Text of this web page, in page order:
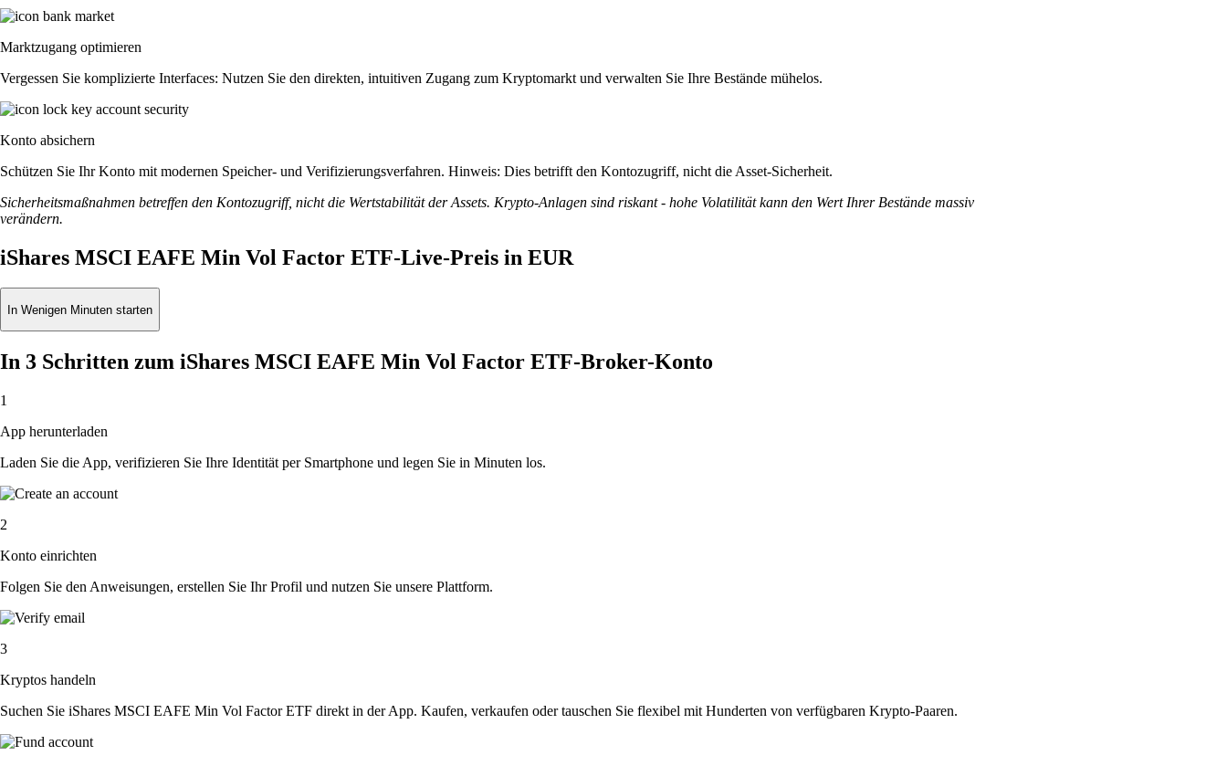
Marktzugang optimieren
Vergessen Sie komplizierte Interfaces: Nutzen Sie den direkten, intuitiven Zugang zum Kryptomarkt und verwalten Sie Ihre Bestände mühelos.
Konto absichern
Schützen Sie Ihr Konto mit modernen Speicher- und Verifizierungsverfahren. Hinweis: Dies betrifft den Kontozugriff, nicht die Asset-Sicherheit.
Sicherheitsmaßnahmen betreffen den Kontozugriff, nicht die Wertstabilität der Assets. Krypto-Anlagen sind riskant - hohe Volatilität kann den Wert Ihrer Bestände massiv
verändern.
iShares MSCI EAFE Min Vol Factor ETF-Live-Preis in EUR
In Wenigen Minuten starten
In 3 Schritten zum iShares MSCI EAFE Min Vol Factor ETF-Broker-Konto
1
App herunterladen
Laden Sie die App, verifizieren Sie Ihre Identität per Smartphone und legen Sie in Minuten los.
2
Konto einrichten
Folgen Sie den Anweisungen, erstellen Sie Ihr Profil und nutzen Sie unsere Plattform.
3
Kryptos handeln
Suchen Sie iShares MSCI EAFE Min Vol Factor ETF direkt in der App. Kaufen, verkaufen oder tauschen Sie flexibel mit Hunderten von verfügbaren Krypto-Paaren.